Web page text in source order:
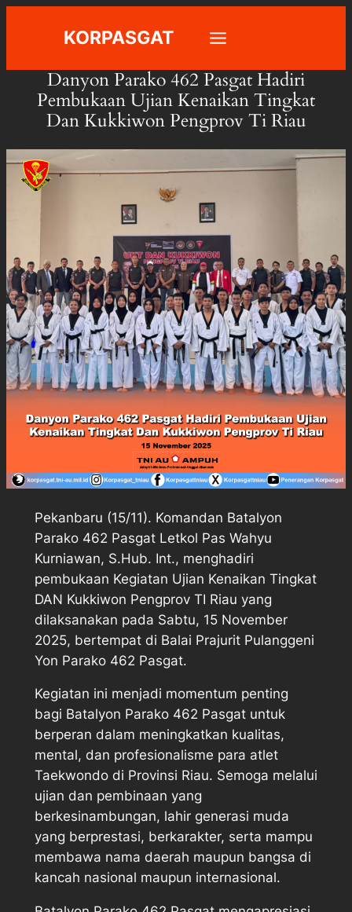
KORPASGAT
Danyon Parako 462 Pasgat Hadiri
Pembukaan Ujian Kenaikan Tingkat
Dan Kukkiwon Pengprov Ti Riau
Pekanbaru (15/11). Komandan Batalyon
Parako 462 Pasgat Letkol Pas Wahyu
Kurniawan, S.Hub. Int., menghadiri
pembukaan Kegiatan Ujian Kenaikan Tingkat
DAN Kukkiwon Pengprov TI Riau yang
dilaksanakan pada Sabtu, 15 November
2025, bertempat di Balai Prajurit Pulanggeni
Yon Parako 462 Pasgat.
Kegiatan ini menjadi momentum penting
bagi Batalyon Parako 462 Pasgat untuk
berperan dalam meningkatkan kualitas,
mental, dan profesionalisme para atlet
Taekwondo di Provinsi Riau. Semoga melalui
ujian dan pembinaan yang
berkesinambungan, lahir generasi muda
yang berprestasi, berkarakter, serta mampu
membawa nama daerah maupun bangsa di
kancah nasional maupun internasional.